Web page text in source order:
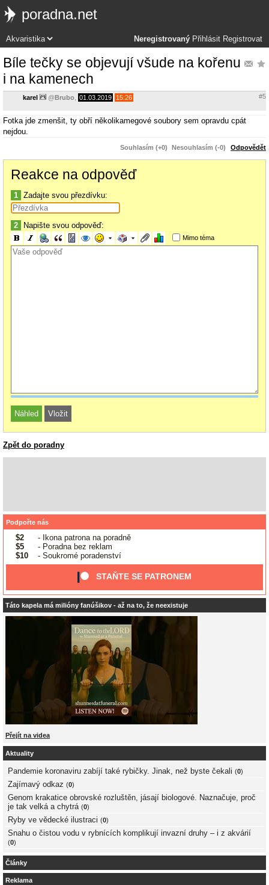
poradna.net
Neregistrovaný Přihlásit Registrovat
Bíle tečky se objevují všude na kořenu
i na kamenech
karel @Brubo 01.03.2019 15:26 #5
Fotka jde zmenšit, ty obří několikamegové soubory sem opravdu cpát
nejdou.
Souhlasím (+0) Nesouhlasím (-0) Odpovědět
Reakce na odpověď
1 Zadajte svou přezdívku:
2 Napište svou odpověď:
Mimo téma
Zpět do poradny
Podpořte nás
$2
- Ikona patrona na poradně
$5
- Poradna bez reklam
$10
- Soukromé poradenství
STAŇTE SE PATRONEM
Táto kapela má milióny fanúšikov - až na to, že neexistuje
Přejít na videa
Aktuality
Pandemie koronaviru zabíjí také rybičky. Jinak, než byste čekali (0)
Zajímavý odkaz (0)
Genom krakatice obrovské rozluštěn, jásají biologové. Naznačuje, proč
je tak velká a chytrá (0)
Ryby ve vědecké ilustraci (0)
Snahu o čistou vodu v rybnících komplikují invazní druhy – i z akvárií
(0)
Články
Reklama